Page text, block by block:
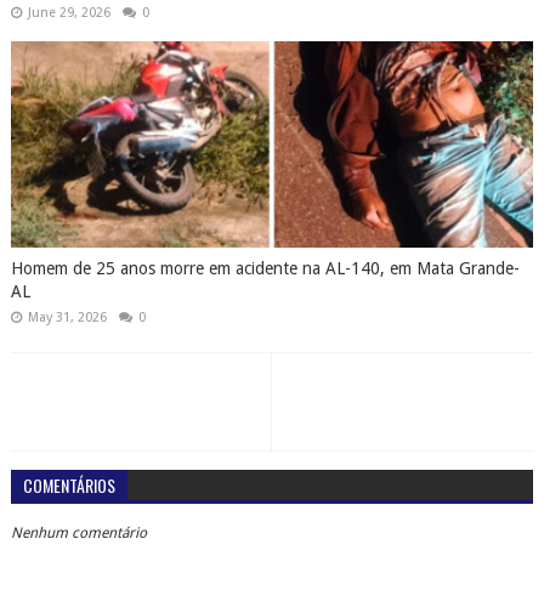
June 29, 2026 0
Homem de 25 anos morre em acidente na AL-140, em Mata Grande-
AL
May 31, 2026 0
COMENTÁRIOS
Nenhum comentário